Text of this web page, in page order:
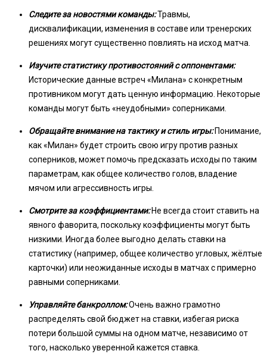
Следите за новостями команды:Травмы,
дисквалификации, изменения в составе или тренерских
решениях могут существенно повлиять на исход матча.
Изучите статистику противостояний с оппонентами:
Исторические данные встреч «Милана» с конкретным
противником могут дать ценную информацию. Некоторые
команды могут быть «неудобными» соперниками.
Обращайте внимание на тактику и стиль игры:Понимание,
как «Милан» будет строить свою игру против разных
соперников, может помочь предсказать исходы по таким
параметрам, как общее количество голов, владение
мячом или агрессивность игры.
Смотрите за коэффициентами:Не всегда стоит ставить на
явного фаворита, поскольку коэффициенты могут быть
низкими. Иногда более выгодно делать ставки на
статистику (например, общее количество угловых, жёлтые
карточки) или неожиданные исходы в матчах с примерно
равными соперниками.
Управляйте банкроллом:Очень важно грамотно
распределять свой бюджет на ставки, избегая риска
потери большой суммы на одном матче, независимо от
того, насколько уверенной кажется ставка.